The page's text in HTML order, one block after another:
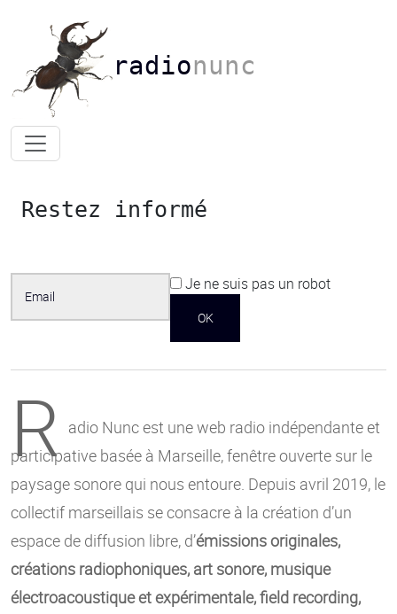
radionunc
Restez informé
Je ne suis pas un robot
R adio Nunc est une web radio indépendante et
participative basée à Marseille, fenêtre ouverte sur le
paysage sonore qui nous entoure. Depuis avril 2019, le
collectif marseillais se consacre à la création d’un
espace de diffusion libre, d’émissions originales,
créations radiophoniques, art sonore, musique
électroacoustique et expérimentale, field recording,